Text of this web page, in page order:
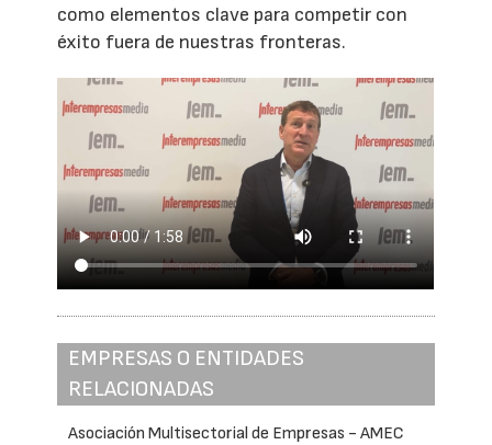
como elementos clave para competir con
éxito fuera de nuestras fronteras.
EMPRESAS O ENTIDADES
RELACIONADAS
Asociación Multisectorial de Empresas - AMEC